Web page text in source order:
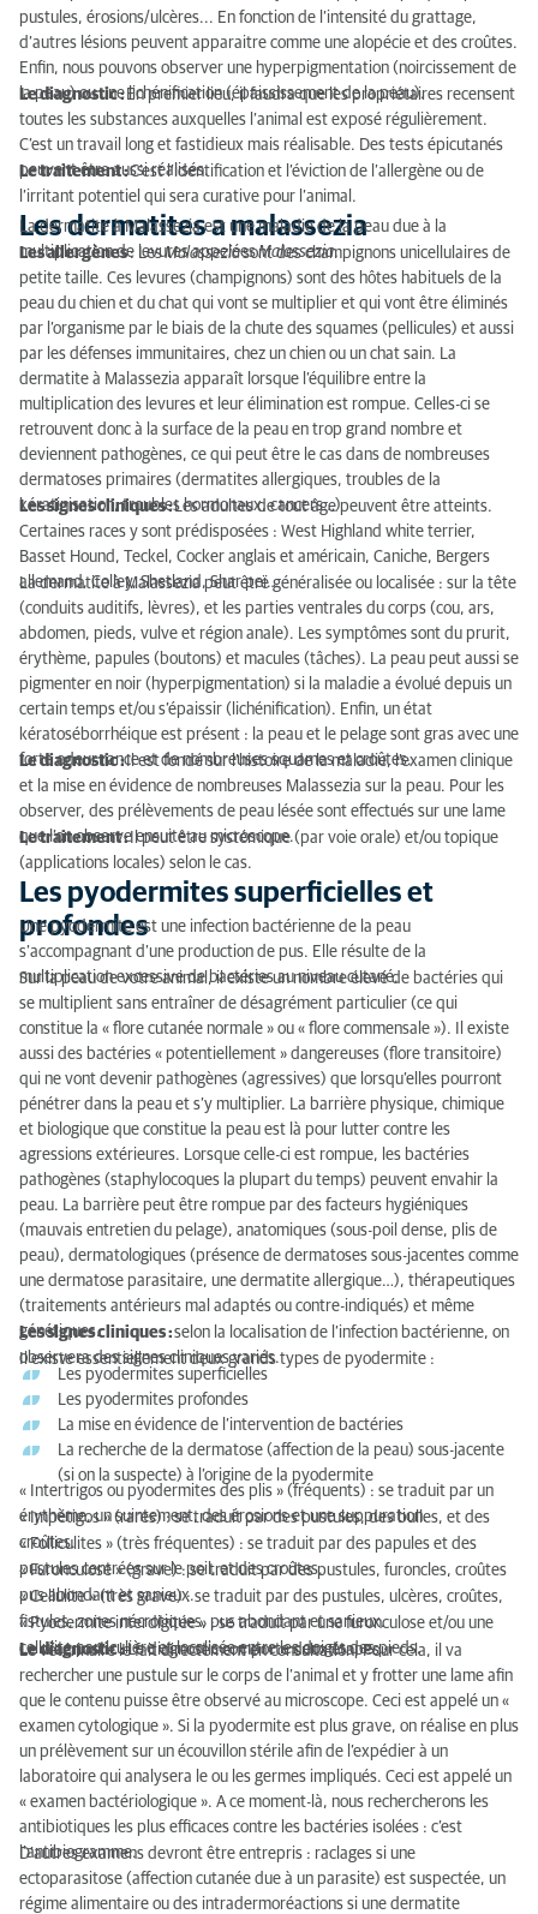
pustules, érosions/ulcères... En fonction de l’intensité du grattage,
d’autres lésions peuvent apparaitre comme une alopécie et des croûtes.
Enfin, nous pouvons observer une hyperpigmentation (noircissement de
la peau) ou une lichénification (épaississement de la peau).
Le diagnostic : En premier lieu, il faudra que les propriétaires recensent
toutes les substances auxquelles l’animal est exposé régulièrement.
C’est un travail long et fastidieux mais réalisable. Des tests épicutanés
peuvent être aussi réalisés.
Le traitement :C’est l’identification et l’éviction de l’allergène ou de
l’irritant potentiel qui sera curative pour l’animal.
Les dermatites a malassezia
La dermatite à Malassezia est une maladie de la peau due à la
multiplication de levures appeléesMalassezia.
Les allergènes: LesMalasseziasont des champignons unicellulaires de
petite taille. Ces levures (champignons) sont des hôtes habituels de la
peau du chien et du chat qui vont se multiplier et qui vont être éliminés
par l’organisme par le biais de la chute des squames (pellicules) et aussi
par les défenses immunitaires, chez un chien ou un chat sain. La
dermatite à Malassezia apparaît lorsque l’équilibre entre la
multiplication des levures et leur élimination est rompue. Celles-ci se
retrouvent donc à la surface de la peau en trop grand nombre et
deviennent pathogènes, ce qui peut être le cas dans de nombreuses
dermatoses primaires (dermatites allergiques, troubles de la
kératinisation, troubles hormonaux, cancers…)
Les signes cliniques :Les adultes de tout âge peuvent être atteints.
Certaines races y sont prédisposées : West Highland white terrier,
Basset Hound, Teckel, Cocker anglais et américain, Caniche, Bergers
allemand, Colley, Shetland, Shar peï…
La dermatite à Malassezia peut être généralisée ou localisée : sur la tête
(conduits auditifs, lèvres), et les parties ventrales du corps (cou, ars,
abdomen, pieds, vulve et région anale). Les symptômes sont du prurit,
érythème, papules (boutons) et macules (tâches). La peau peut aussi se
pigmenter en noir (hyperpigmentation) si la maladie a évolué depuis un
certain temps et/ou s’épaissir (lichénification). Enfin, un état
kératoséborrhéique est présent : la peau et le pelage sont gras avec une
forte odeur rance et de nombreuses squames et croûtes.
Le diagnostic :Il est fondé sur l’histoire de la maladie, l’examen clinique
et la mise en évidence de nombreuses Malassezia sur la peau. Pour les
observer, des prélèvements de peau lésée sont effectués sur une lame
que l’on observe ensuite au microscope.
Le traitement :Il peut être systémique (par voie orale) et/ou topique
(applications locales) selon le cas.
Les pyodermites superficielles et
profondes
Une pyodermite est une infection bactérienne de la peau
s’accompagnant d’une production de pus. Elle résulte de la
multiplication excessive de bactéries au niveau cutané.
Sur la peau de votre animal, il existe un nombre élevé de bactéries qui
se multiplient sans entraîner de désagrément particulier (ce qui
constitue la « flore cutanée normale » ou « flore commensale »). Il existe
aussi des bactéries « potentiellement » dangereuses (flore transitoire)
qui ne vont devenir pathogènes (agressives) que lorsqu’elles pourront
pénétrer dans la peau et s’y multiplier. La barrière physique, chimique
et biologique que constitue la peau est là pour lutter contre les
agressions extérieures. Lorsque celle-ci est rompue, les bactéries
pathogènes (staphylocoques la plupart du temps) peuvent envahir la
peau. La barrière peut être rompue par des facteurs hygiéniques
(mauvais entretien du pelage), anatomiques (sous-poil dense, plis de
peau), dermatologiques (présence de dermatoses sous-jacentes comme
une dermatose parasitaire, une dermatite allergique…), thérapeutiques
(traitements antérieurs mal adaptés ou contre-indiqués) et même
génétiques.
Les signes cliniques :selon la localisation de l’infection bactérienne, on
observera des signes cliniques variés.
Il existe essentiellement deux grands types de pyodermite :
Les pyodermites superficielles
Les pyodermites profondes
La mise en évidence de l’intervention de bactéries
La recherche de la dermatose (affection de la peau) sous-jacente
(si on la suspecte) à l’origine de la pyodermite
« Intertrigos ou pyodermites des plis » (fréquents) : se traduit par un
érythème, un suintement, des érosions et une suppuration.
« Impétigos » (rares) : se traduit par des pustules, des bulles, et des
croûtes.
« Folliculites » (très fréquentes) : se traduit par des papules et des
pustules centrées sur le poil, et des croûtes.
« Furonculose » (grave) : se traduit par des pustules, furoncles, croûtes
pus abondant et sanieux.
« Cellulite » (très grave) : se traduit par des pustules, ulcères, croûtes,
fistules, zones nécrotiques, pus abondant et sanieux.
« Pyodermite interdigitée » : se traduit par une furonculose et/ou une
cellulite particulière et localisée entre les doigts des pieds.
Le diagnostic :Le diagnostic comporte deux étapes :
Le vétérinaire le fait directement en consultation. Pour cela, il va
rechercher une pustule sur le corps de l’animal et y frotter une lame afin
que le contenu puisse être observé au microscope. Ceci est appelé un «
examen cytologique ». Si la pyodermite est plus grave, on réalise en plus
un prélèvement sur un écouvillon stérile afin de l’expédier à un
laboratoire qui analysera le ou les germes impliqués. Ceci est appelé un
« examen bactériologique ». A ce moment-là, nous rechercherons les
antibiotiques les plus efficaces contre les bactéries isolées : c’est
l’antibiogramme.
D’autres examens devront être entrepris : raclages si une
ectoparasitose (affection cutanée due à un parasite) est suspectée, un
régime alimentaire ou des intradermoréactions si une dermatite